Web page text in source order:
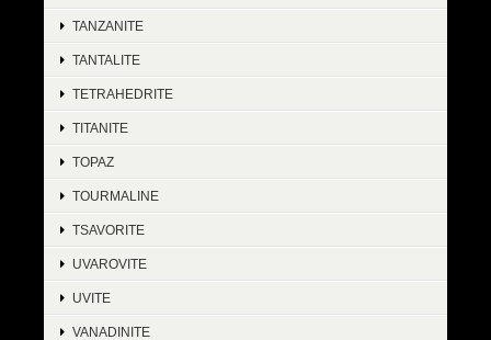
TANZANITE
TANTALITE
TETRAHEDRITE
TITANITE
TOPAZ
TOURMALINE
TSAVORITE
UVAROVITE
UVITE
VANADINITE